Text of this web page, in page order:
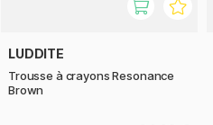
LUDDITE
Trousse à crayons Resonance
Brown